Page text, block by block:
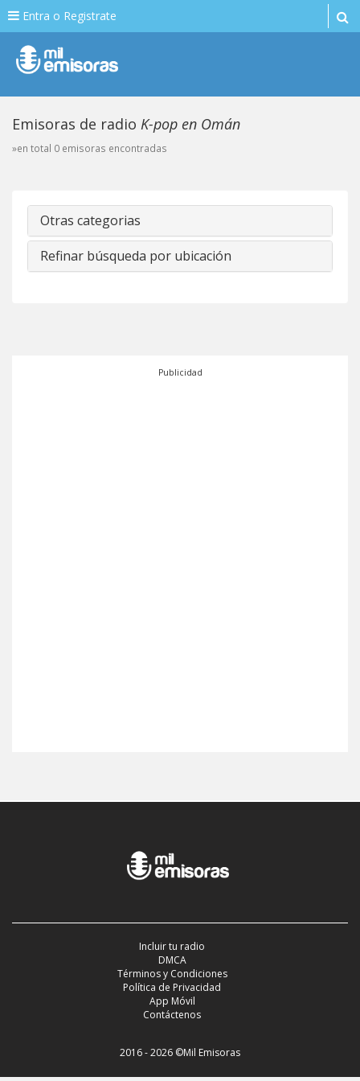
Entra o Registrate
Emisoras de radio K-pop en Omán
»en total 0 emisoras encontradas
Otras categorias
Refinar búsqueda por ubicación
Publicidad
Incluir tu radio
DMCA
Términos y Condiciones
Política de Privacidad
App Móvil
Contáctenos
2016 - 2026 ©Mil Emisoras